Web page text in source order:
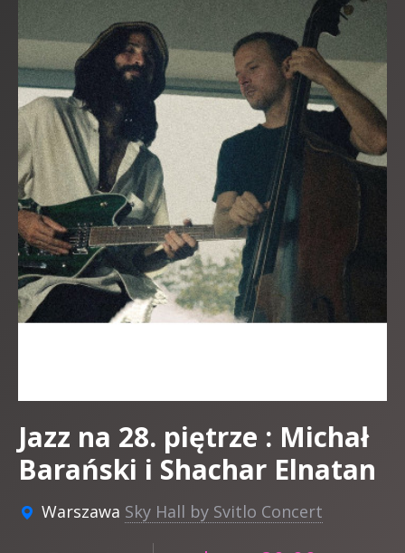
Jazz na 28. piętrze : Michał
Barański i Shachar Elnatan
Warszawa Sky Hall by Svitlo Concert